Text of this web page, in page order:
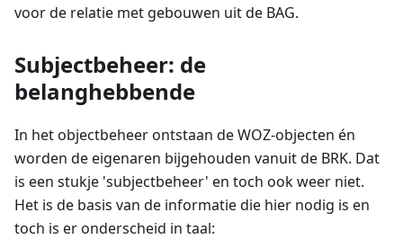
voor de relatie met gebouwen uit de BAG.
Subjectbeheer: de
belanghebbende
In het objectbeheer ontstaan de WOZ-objecten én
worden de eigenaren bijgehouden vanuit de BRK. Dat
is een stukje 'subjectbeheer' en toch ook weer niet.
Het is de basis van de informatie die hier nodig is en
toch is er onderscheid in taal: